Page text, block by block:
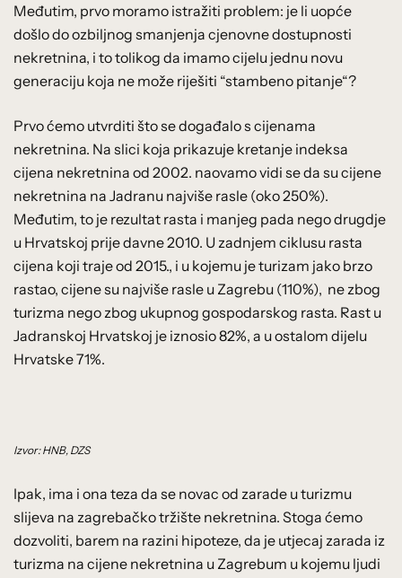
Međutim, prvo moramo istražiti problem: je li uopće
došlo do ozbiljnog smanjenja cjenovne dostupnosti
nekretnina, i to tolikog da imamo cijelu jednu novu
generaciju koja ne može riješiti “stambeno pitanje“?
Prvo ćemo utvrditi što se događalo s cijenama
nekretnina. Na slici koja prikazuje kretanje indeksa
cijena nekretnina od 2002. naovamo vidi se da su cijene
nekretnina na Jadranu najviše rasle (oko 250%).
Međutim, to je rezultat rasta i manjeg pada nego drugdje
u Hrvatskoj prije davne 2010. U zadnjem ciklusu rasta
cijena koji traje od 2015., i u kojemu je turizam jako brzo
rastao, cijene su najviše rasle u Zagrebu (110%), ne zbog
turizma nego zbog ukupnog gospodarskog rasta. Rast u
Jadranskoj Hrvatskoj je iznosio 82%, a u ostalom dijelu
Hrvatske 71%.
Izvor: HNB, DZS
Ipak, ima i ona teza da se novac od zarade u turizmu
slijeva na zagrebačko tržište nekretnina. Stoga ćemo
dozvoliti, barem na razini hipoteze, da je utjecaj zarada iz
turizma na cijene nekretnina u Zagrebum u kojemu ljudi